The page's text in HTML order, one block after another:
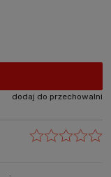
dodaj do przechowalni